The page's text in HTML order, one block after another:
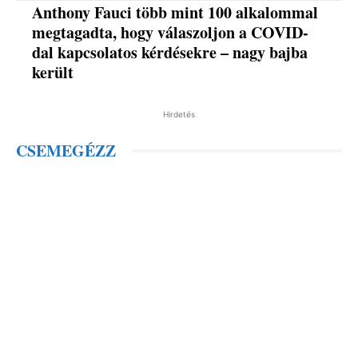
Anthony Fauci több mint 100 alkalommal
megtagadta, hogy válaszoljon a COVID-
dal kapcsolatos kérdésekre – nagy bajba
került
Hirdetés
CSEMEGÉZZ